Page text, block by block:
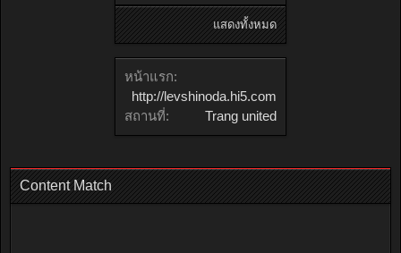
แสดงทั้งหมด
หน้าแรก:
http://levshinoda.hi5.com
สถานที่:
Trang united
Content Match